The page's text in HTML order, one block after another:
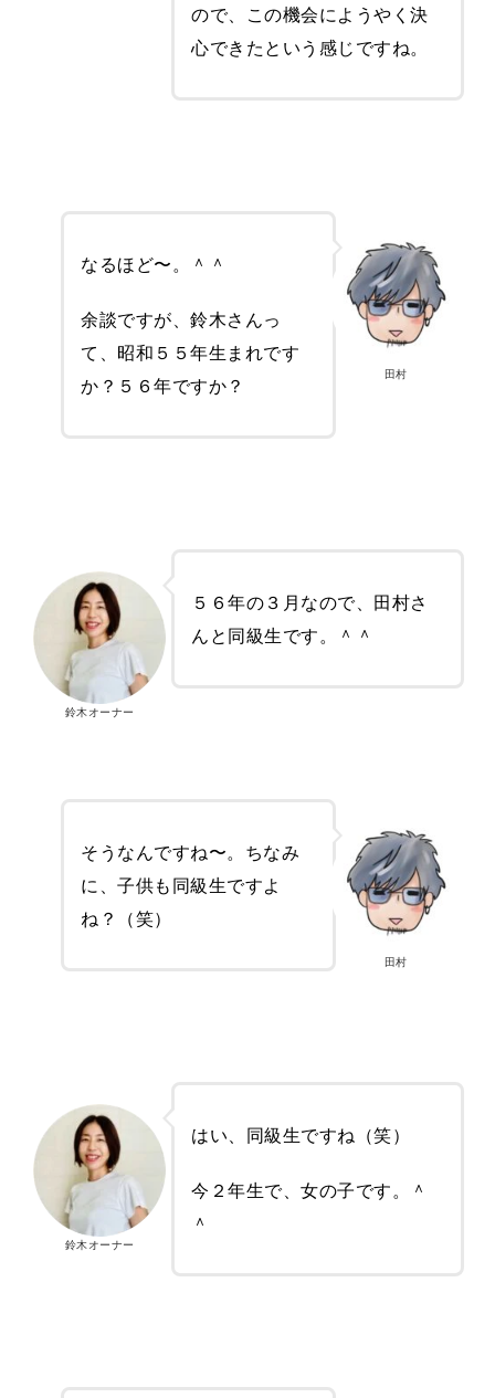
ので、この機会にようやく決
心できたという感じですね。
なるほど〜。＾＾
余談ですが、鈴木さんっ
て、昭和５５年生まれです
か？５６年ですか？
田村
５６年の３月なので、田村さ
んと同級生です。＾＾
鈴木オーナー
そうなんですね〜。ちなみ
に、子供も同級生ですよ
ね？（笑）
田村
はい、同級生ですね（笑）
今２年生で、女の子です。＾
＾
鈴木オーナー